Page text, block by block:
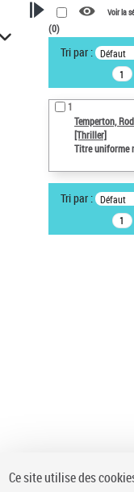
VOTRE RECHERCHE
Recherche
notices d’autorité
Œuvres liées à
Temperton,
Auteur d’œuvre
Type de notice
Titre uniforme
Pays
Voir la
(0)
Tri par : Défaut
1
Temperton,
[Thriller]
Titre uniforme
Tri par : Défaut
Ce site utilise des